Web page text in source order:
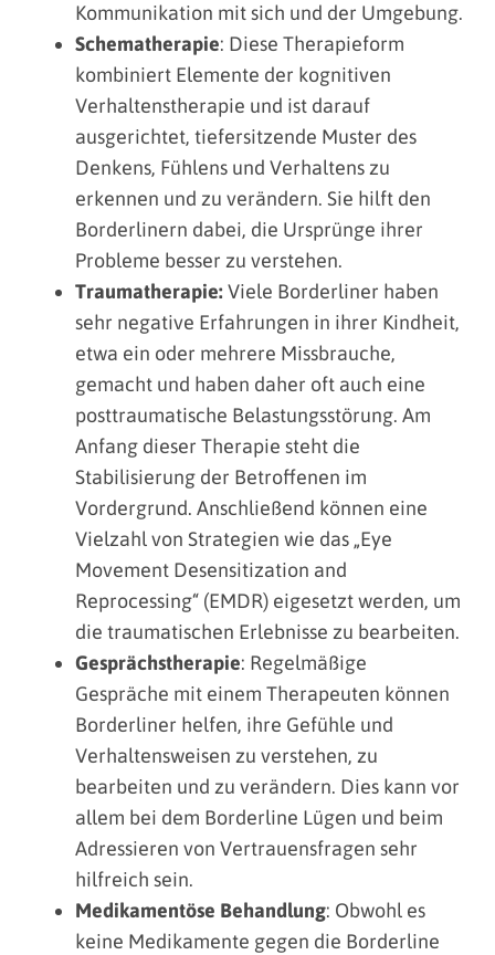
Kommunikation mit sich und der Umgebung.
Schematherapie: Diese Therapieform
kombiniert Elemente der kognitiven
Verhaltenstherapie und ist darauf
ausgerichtet, tiefersitzende Muster des
Denkens, Fühlens und Verhaltens zu
erkennen und zu verändern. Sie hilft den
Borderlinern dabei, die Ursprünge ihrer
Probleme besser zu verstehen.
Traumatherapie: Viele Borderliner haben
sehr negative Erfahrungen in ihrer Kindheit,
etwa ein oder mehrere Missbrauche,
gemacht und haben daher oft auch eine
posttraumatische Belastungsstörung. Am
Anfang dieser Therapie steht die
Stabilisierung der Betroffenen im
Vordergrund. Anschließend können eine
Vielzahl von Strategien wie das „Eye
Movement Desensitization and
Reprocessing“ (EMDR) eigesetzt werden, um
die traumatischen Erlebnisse zu bearbeiten.
Gesprächstherapie: Regelmäßige
Gespräche mit einem Therapeuten können
Borderliner helfen, ihre Gefühle und
Verhaltensweisen zu verstehen, zu
bearbeiten und zu verändern. Dies kann vor
allem bei dem Borderline Lügen und beim
Adressieren von Vertrauensfragen sehr
hilfreich sein.
Medikamentöse Behandlung: Obwohl es
keine Medikamente gegen die Borderline